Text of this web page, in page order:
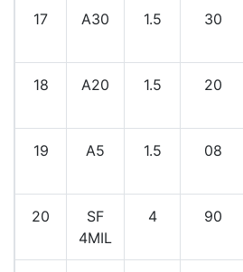
17 A30 1.5 30
18 A20 1.5 20
19 A5 1.5 08
20
SF
4MIL
4 90